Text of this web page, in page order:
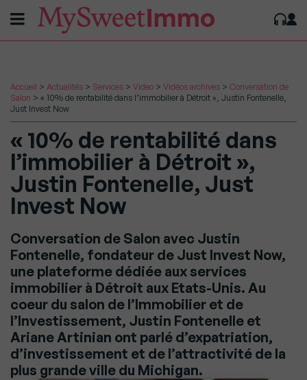
Accueil > Actualités > Services > Video > Vidéos archives > Conversation de
Salon > « 10% de rentabilité dans l’immobilier à Détroit », Justin Fontenelle,
Just Invest Now
« 10% de rentabilité dans
l’immobilier à Détroit »,
Justin Fontenelle, Just
Invest Now
Conversation de Salon avec Justin
Fontenelle, fondateur de Just Invest Now,
une plateforme dédiée aux services
immobilier à Détroit aux Etats-Unis. Au
coeur du salon de l’Immobilier et de
l’Investissement, Justin Fontenelle et
Ariane Artinian ont parlé d’expatriation,
d’investissement et de l’attractivité de la
plus grande ville du Michigan.